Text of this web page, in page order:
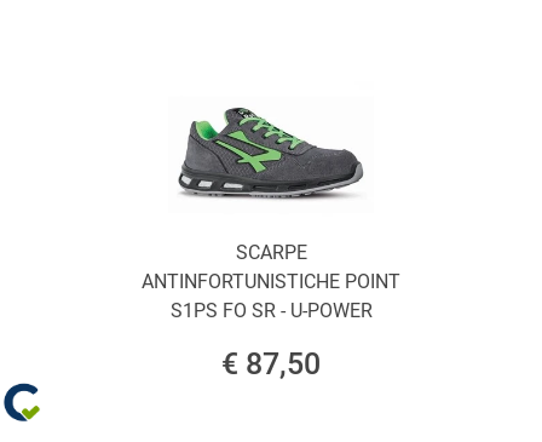
SCARPE
ANTINFORTUNISTICHE POINT
S1PS FO SR - U-POWER
€ 87,50